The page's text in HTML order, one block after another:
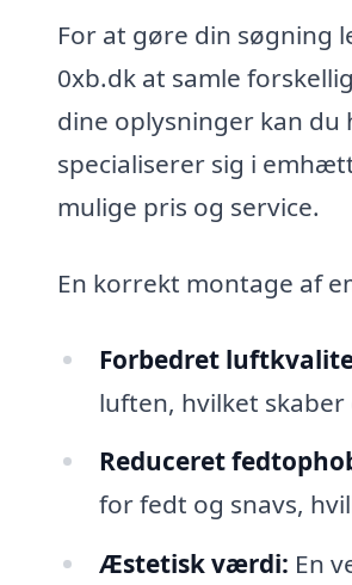
For at gøre din søgning
0xb.dk at samle
dine oplysninger kan
specialiserer sig i
mulige pris og service.
En korrekt montage af
Forbedret
luften, hvilket
Reduceret
for fedt og snavs,
Æstetisk værdi: En